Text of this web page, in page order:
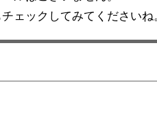
チェックしてみてくださいね